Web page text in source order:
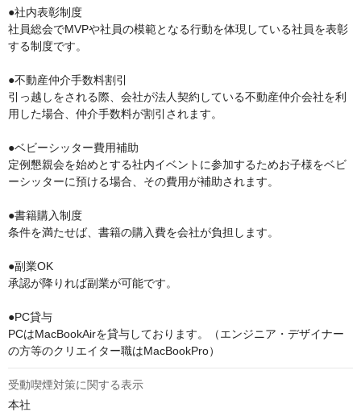
●社内表彰制度
社員総会でMVPや社員の模範となる行動を体現している社員を表彰
する制度です。
●不動産仲介手数料割引
引っ越しをされる際、会社が法人契約している不動産仲介会社を利
用した場合、仲介手数料が割引されます。
●ベビーシッター費用補助
定例懇親会を始めとする社内イベントに参加するためお子様をベビ
ーシッターに預ける場合、その費用が補助されます。
●書籍購入制度
条件を満たせば、書籍の購入費を会社が負担します。
●副業OK
承認が降りれば副業が可能です。
●PC貸与
PCはMacBookAirを貸与しております。（エンジニア・デザイナー
の方等のクリエイター職はMacBookPro）
受動喫煙対策に関する表示
本社